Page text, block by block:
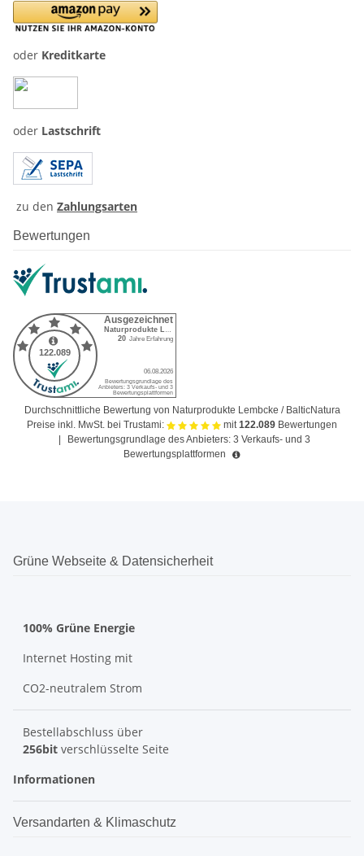
oder Kreditkarte
oder Lastschrift
zu den Zahlungsarten
Bewertungen
Durchschnittliche Bewertung von Naturprodukte Lembcke / BalticNatura
Preise inkl. MwSt. bei Trustami:
mit122.089 Bewertungen
Bewertungsgrundlage des Anbieters: 3 Verkaufs- und 3
Bewertungsplattformen
Grüne Webseite & Datensicherheit
100% Grüne Energie
Internet Hosting mit
CO2-neutralem Strom
Bestellabschluss über
256bit verschlüsselte Seite
Informationen
Versandarten & Klimaschutz